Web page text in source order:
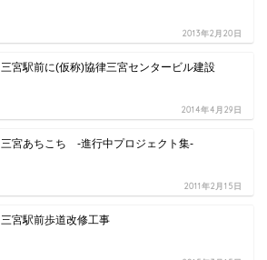
2013年2月20日
三宮駅前に(仮称)協律三宮センタービル建設
2014年4月29日
三宮あちこち -進行中プロジェクト集-
2011年2月15日
三宮駅前歩道改修工事